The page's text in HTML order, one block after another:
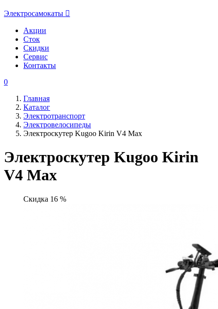
Электросамокаты
Акции
Сток
Скидки
Сервис
Контакты
0
Главная
Каталог
Электротранспорт
Электровелосипеды
Электроскутер Kugoo Kirin V4 Max
Электроскутер Kugoo Kirin
V4 Max
Скидка 16 %